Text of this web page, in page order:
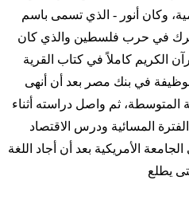
وكان أنور - الذي تسمى باسم
اشترك في حرب فلسطين والذي كان
الكريم كاملاً في كتاب القرية
في بنك مصر بعد أن أنهى
المتوسطة، ثم واصل دراسته أثناء
المسائية ودرس الاقتصاد
الأمريكية بعد أن أجاد اللغة
يطلع